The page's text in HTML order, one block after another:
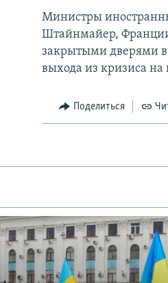
Министры
Штайнмайер, Франции
закрытыми дверями
выхода из кризиса
Поделиться